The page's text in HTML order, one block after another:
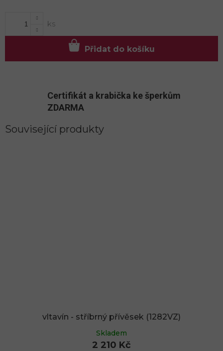
Přidat do košíku
Certifikát a krabička ke šperkům
ZDARMA
Související produkty
vltavín - stříbrný přívěsek (1282VZ)
Skladem
2 210 Kč